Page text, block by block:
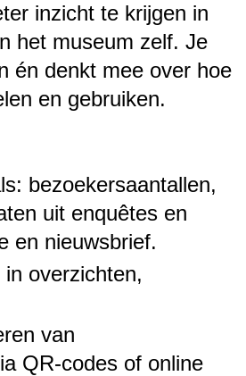
inzicht te krijgen in
het museum zelf. Je
én denkt mee over hoe
en gebruiken.
bezoekersaantallen,
uit enquêtes en
en nieuwsbrief.
overzichten,
van
QR-codes of online